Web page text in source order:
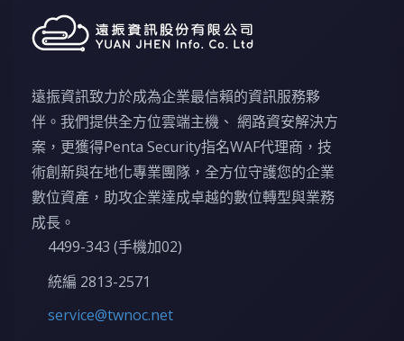
遠振資訊致力於成為企業最信賴的資訊服務夥
伴。我們提供全方位雲端主機、 網路資安解決方
案，更獲得Penta Security指名WAF代理商，技
術創新與在地化專業團隊，全方位守護您的企業
數位資產，助攻企業達成卓越的數位轉型與業務
成長。
4499-343 (手機加02)
統編 2813-2571
service@twnoc.net